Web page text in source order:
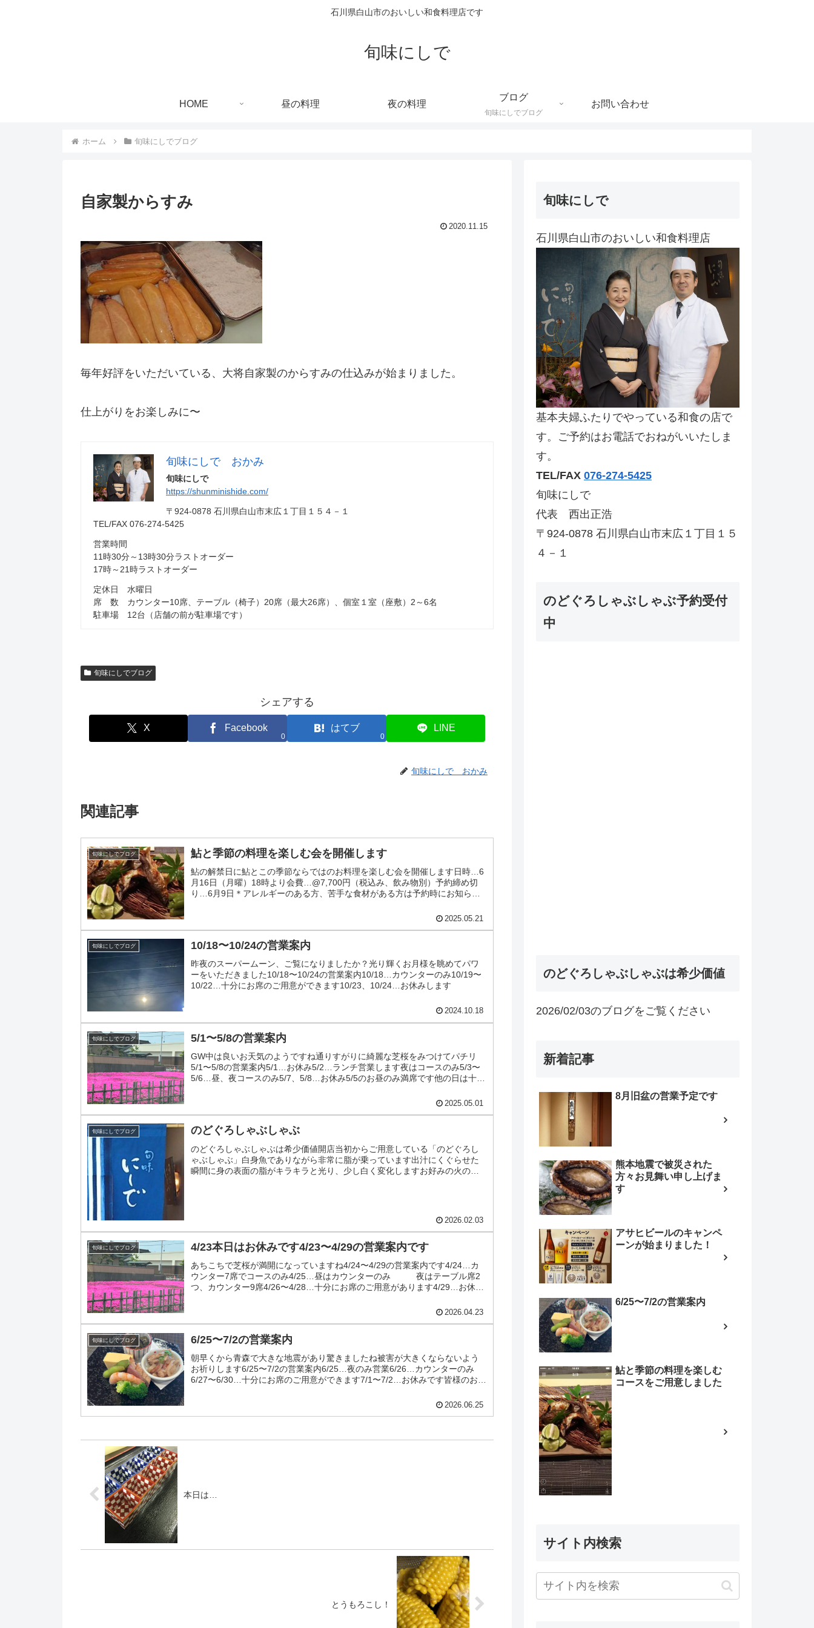
石川県白山市のおいしい和食料理店です
旬味にしで
HOME 昼の料理 夜の料理
ブログ
旬味にしでブログ
お問い合わせ
ホーム 旬味にしでブログ
自家製からすみ
2020.11.15
毎年好評をいただいている、大将自家製のからすみの仕込みが始まりました。
仕上がりをお楽しみに〜
旬味にしで おかみ
旬味にしで
https://shunminishide.com/
〒924-0878 石川県白山市末広１丁目１５４－１
TEL/FAX 076-274-5425
営業時間
11時30分～13時30分ラストオーダー
17時～21時ラストオーダー
定休日 水曜日
席 数 カウンター10席、テーブル（椅子）20席（最大26席）、個室１室（座敷）2～6名
駐車場 12台（店舗の前が駐車場です）
旬味にしでブログ
シェアする
X Facebook
0
はてブ
0
LINE
旬味にしで おかみ
関連記事
旬味にしでブログ 鮎と季節の料理を楽しむ会を開催します
鮎の解禁日に鮎とこの季節ならではのお料理を楽しむ会を開催します日時…6
月16日（月曜）18時より会費…@7,700円（税込み、飲み物別）予約締め切
り…6月9日＊アレルギーのある方、苦手な食材がある方は予約時にお知らせ
2025.05.21
旬味にしでブログ 10/18〜10/24の営業案内
昨夜のスーパームーン、ご覧になりましたか？光り輝くお月様を眺めてパワ
ーをいただきました10/18〜10/24の営業案内10/18…カウンターのみ10/19〜
10/22…十分にお席のご用意ができます10/23、10/24…お休みします
2024.10.18
旬味にしでブログ 5/1〜5/8の営業案内
GW中は良いお天気のようですね通りすがりに綺麗な芝桜をみつけてパチリ
5/1〜5/8の営業案内5/1…お休み5/2…ランチ営業します夜はコースのみ5/3〜
5/6…昼、夜コースのみ5/7、5/8…お休み5/5のお昼のみ満席です他の日は十分
2025.05.01
旬味にしでブログ のどぐろしゃぶしゃぶ
のどぐろしゃぶしゃぶは希少価値開店当初からご用意している「のどぐろし
ゃぶしゃぶ」白身魚でありながら非常に脂が乗っています出汁にくぐらせた
瞬間に身の表面の脂がキラキラと光り、少し白く変化しますお好みの火の入
2026.02.03
旬味にしでブログ 4/23本日はお休みです4/23〜4/29の営業案内です
あちこちで芝桜が満開になっていますね4/24〜4/29の営業案内です4/24…カ
ウンター7席でコースのみ4/25…昼はカウンターのみ 夜はテーブル席2
つ、カウンター9席4/26〜4/28…十分にお席のご用意があります4/29…お休み
2026.04.23
旬味にしでブログ 6/25〜7/2の営業案内
朝早くから青森で大きな地震があり驚きましたね被害が大きくならないよう
お祈りします6/25〜7/2の営業案内6/25…夜のみ営業6/26…カウンターのみ
6/27〜6/30…十分にお席のご用意ができます7/1〜7/2…お休みです皆様のお越
2026.06.25
本日は…
とうもろこし！
旬味にしで
石川県白山市のおいしい和食料理店
基本夫婦ふたりでやっている和食の店で
す。ご予約はお電話でおねがいいたしま
す。
TEL/FAX 076-274-5425
旬味にしで
代表 西出正浩
〒924-0878 石川県白山市末広１丁目１５
４－１
のどぐろしゃぶしゃぶ予約受付
中
のどぐろしゃぶしゃぶは希少価値
2026/02/03のブログをご覧ください
新着記事
8月旧盆の営業予定です
熊本地震で被災された
方々お見舞い申し上げま
す
アサヒビールのキャンペ
ーンが始まりました！
6/25〜7/2の営業案内
鮎と季節の料理を楽しむ
コースをご用意しました
サイト内検索